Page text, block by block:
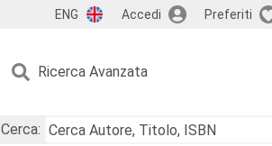
ENG Accedi Preferiti
Ricerca Avanzata
Cerca: